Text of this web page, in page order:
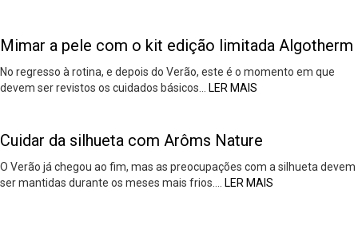
Mimar a pele com o kit edição limitada Algotherm
No regresso à rotina, e depois do Verão, este é o momento em que
devem ser revistos os cuidados básicos…
LER MAIS
Cuidar da silhueta com Arôms Nature
O Verão já chegou ao fim, mas as preocupações com a silhueta devem
ser mantidas durante os meses mais frios….
LER MAIS